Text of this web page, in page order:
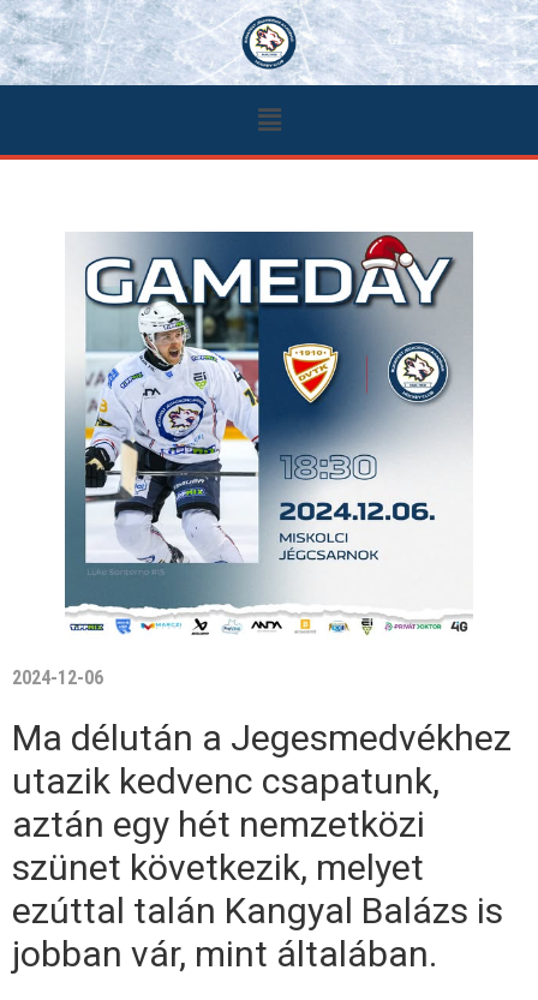
2024-12-06
Ma délután a Jegesmedvékhez
utazik kedvenc csapatunk,
aztán egy hét nemzetközi
szünet következik, melyet
ezúttal talán Kangyal Balázs is
jobban vár, mint általában.